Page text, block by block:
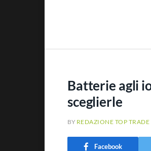
Batterie agli
sceglierle
BY REDAZIONE TOP TRADE
Facebook